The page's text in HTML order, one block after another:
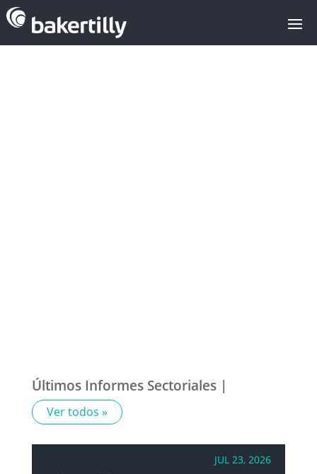
Últimos Informes Sectoriales |
Ver todos »
JUL 23, 2026